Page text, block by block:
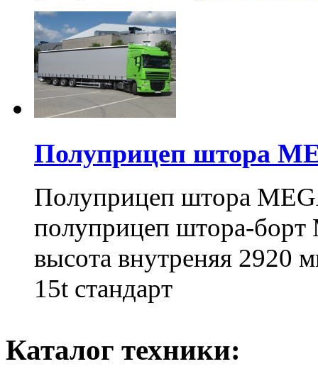
Полуприцеп штора
Полуприцеп штора
полуприцеп штора-борт
высота внутреняя 2920
15t стандарт
Каталог техники: